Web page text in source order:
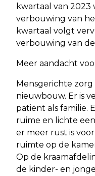
kwartaal van
verbouwing van
kwartaal volgt
verbouwing van de
Meer aandacht
Mensgerichte
nieuwbouw. Er is
patiënt als familie.
ruime en lichte
er meer rust is
ruimte op de
Op de
de kinder- en